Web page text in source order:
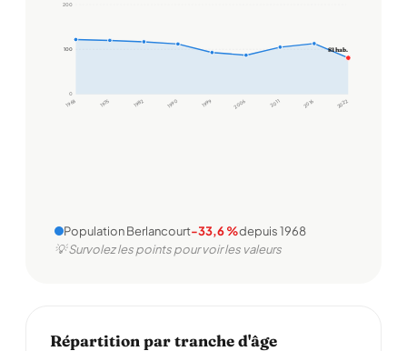
0
100
100
200
1968 1975 1982 1990 1999 2006 2011 2016 2022
81 hab.
Population Berlancourt-33,6 %depuis 1968
💡 Survolez les points pour voir les valeurs
Répartition par tranche d'âge